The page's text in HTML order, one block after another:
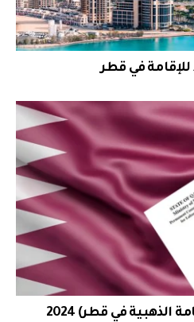
في قطر
الذهبية في قطر) 2024